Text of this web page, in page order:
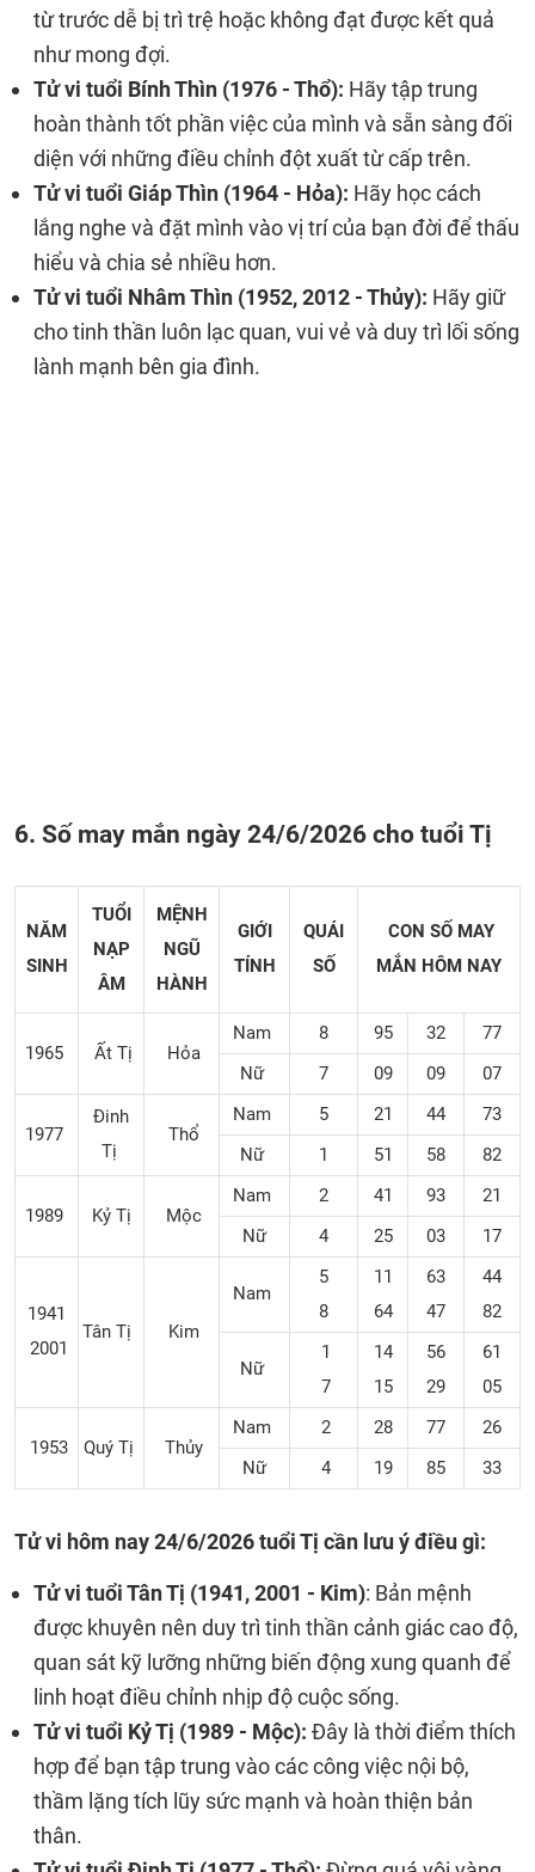
từ trước dễ bị trì trệ hoặc không đạt được kết quả
như mong đợi.
Tử vi tuổi Bính Thìn (1976 - Thổ): Hãy tập trung
hoàn thành tốt phần việc của mình và sẵn sàng đối
diện với những điều chỉnh đột xuất từ cấp trên.
Tử vi tuổi Giáp Thìn (1964 - Hỏa): Hãy học cách
lắng nghe và đặt mình vào vị trí của bạn đời để thấu
hiểu và chia sẻ nhiều hơn.
Tử vi tuổi Nhâm Thìn (1952, 2012 - Thủy): Hãy giữ
cho tinh thần luôn lạc quan, vui vẻ và duy trì lối sống
lành mạnh bên gia đình.
6. Số may mắn ngày 24/6/2026 cho tuổi Tị
NĂM
SINH
TUỔI
NẠP
ÂM
MỆNH
NGŨ
HÀNH
GIỚI
TÍNH
QUÁI
SỐ
CON SỐ MAY
MẮN HÔM NAY
1965 Ất Tị Hỏa
Nam 8 95 32
77
Nữ
7 09 09 07
1977
Đinh
Tị
Thổ
Nam 5 21 44
73
Nữ
1 51 58 82
1989 Kỷ Tị Mộc
Nam 2 41 93
21
Nữ
4 25 03 17
1941
2001
Tân Tị Kim
Nam
5
8
11
64
63
47
44
82
Nữ
1
7
14
15
56
29
61
05
1953 Quý Tị Thủy
Nam 2 28 77
26
Nữ
4 19 85 33
Tử vi hôm nay 24/6/2026 tuổi Tị cần lưu ý điều gì:
Tử vi tuổi Tân Tị (1941, 2001 - Kim): Bản mệnh
được khuyên nên duy trì tinh thần cảnh giác cao độ,
quan sát kỹ lưỡng những biến động xung quanh để
linh hoạt điều chỉnh nhịp độ cuộc sống.
Tử vi tuổi Kỷ Tị (1989 - Mộc): Đây là thời điểm thích
hợp để bạn tập trung vào các công việc nội bộ,
thầm lặng tích lũy sức mạnh và hoàn thiện bản
thân.